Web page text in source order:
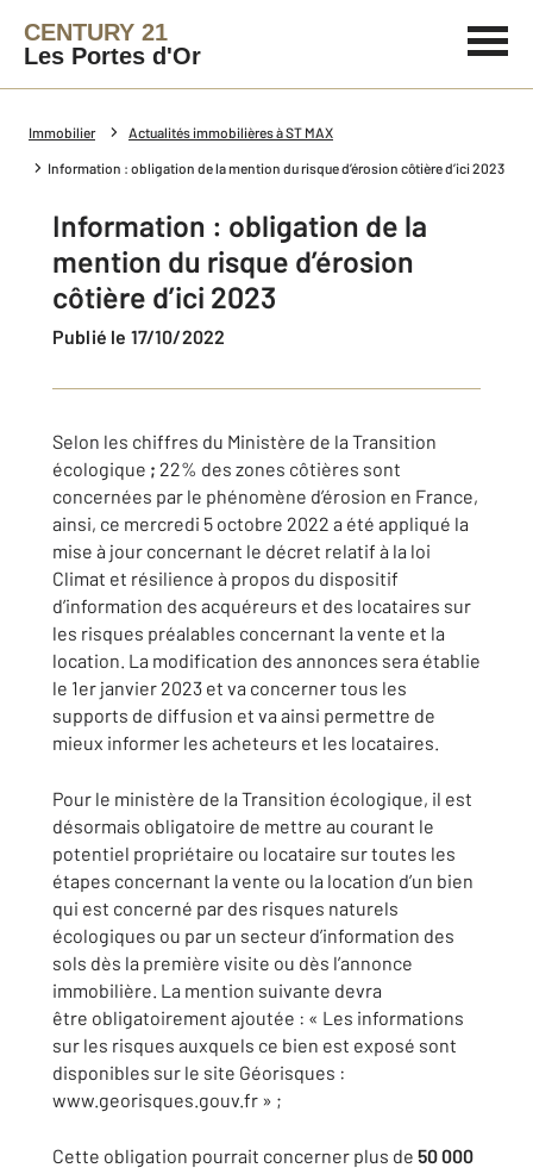
CENTURY 21
Les Portes d'Or
Immobilier Actualités immobilières à ST MAX
Information : obligation de la mention du risque d’érosion côtière d’ici 2023
Information : obligation de la
mention du risque d’érosion
côtière d’ici 2023
Publié le 17/10/2022
Selon les chiffres du Ministère de la Transition
écologique ; 22% des zones côtières sont
concernées par le phénomène d’érosion en France,
ainsi, ce mercredi 5 octobre 2022 a été appliqué la
mise à jour concernant le décret relatif à la loi
Climat et résilience à propos du dispositif
d’information des acquéreurs et des locataires sur
les risques préalables concernant la vente et la
location. La modification des annonces sera établie
le 1er janvier 2023 et va concerner tous les
supports de diffusion et va ainsi permettre de
mieux informer les acheteurs et les locataires.
Pour le ministère de la Transition écologique, il est
désormais obligatoire de mettre au courant le
potentiel propriétaire ou locataire sur toutes les
étapes concernant la vente ou la location d’un bien
qui est concerné par des risques naturels
écologiques ou par un secteur d’information des
sols dès la première visite ou dès l’annonce
immobilière. La mention suivante devra
être obligatoirement ajoutée : « Les informations
sur les risques auxquels ce bien est exposé sont
disponibles sur le site Géorisques :
www.georisques.gouv.fr » ;
Cette obligation pourrait concerner plus de 50 000